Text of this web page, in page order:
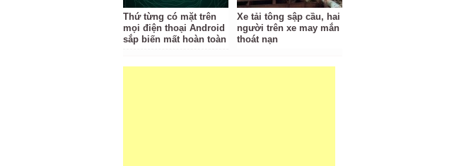
Thứ từng có mặt trên
mọi điện thoại Android
sắp biến mất hoàn toàn
Xe tải tông sập cầu, hai
người trên xe may mắn
thoát nạn